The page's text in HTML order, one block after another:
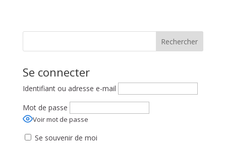
Rechercher
Se connecter
Identifiant ou adresse e-mail
Mot de passe
Voir mot de passe
Se souvenir de moi